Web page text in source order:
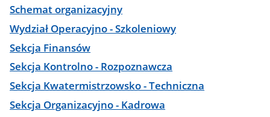
Schemat organizacyjny
Wydział Operacyjno - Szkoleniowy
Sekcja Finansów
Sekcja Kontrolno - Rozpoznawcza
Sekcja Kwatermistrzowsko - Techniczna
Sekcja Organizacyjno - Kadrowa